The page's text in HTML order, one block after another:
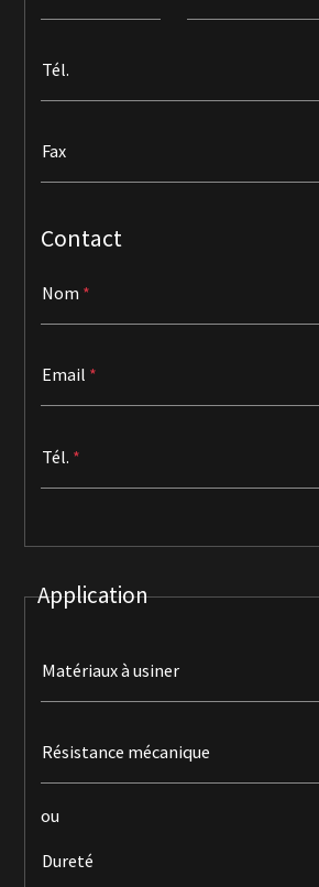
Tél.
Fax
Contact
Nom
Email
Tél.
Application
Matériaux à usiner
Résistance mécanique
ou
Dureté